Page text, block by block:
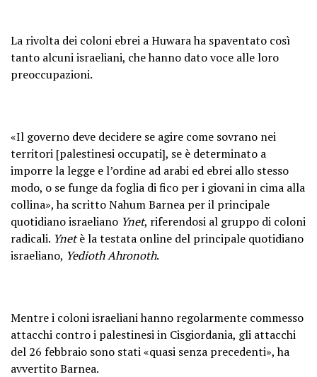
La rivolta dei coloni ebrei a Huwara ha spaventato così
tanto alcuni israeliani, che hanno dato voce alle loro
preoccupazioni.
«Il governo deve decidere se agire come sovrano nei
territori [palestinesi occupati], se è determinato a
imporre la legge e l’ordine ad arabi ed ebrei allo stesso
modo, o se funge da foglia di fico per i giovani in cima alla
collina», ha scritto Nahum Barnea per il principale
quotidiano israeliano Ynet, riferendosi al gruppo di coloni
radicali. Ynetè la testata online del principale quotidiano
israeliano, Yedioth Ahronoth.
Mentre i coloni israeliani hanno regolarmente commesso
attacchi contro i palestinesi in Cisgiordania, gli attacchi
del 26 febbraio sono stati «quasi senza precedenti», ha
avvertito Barnea.